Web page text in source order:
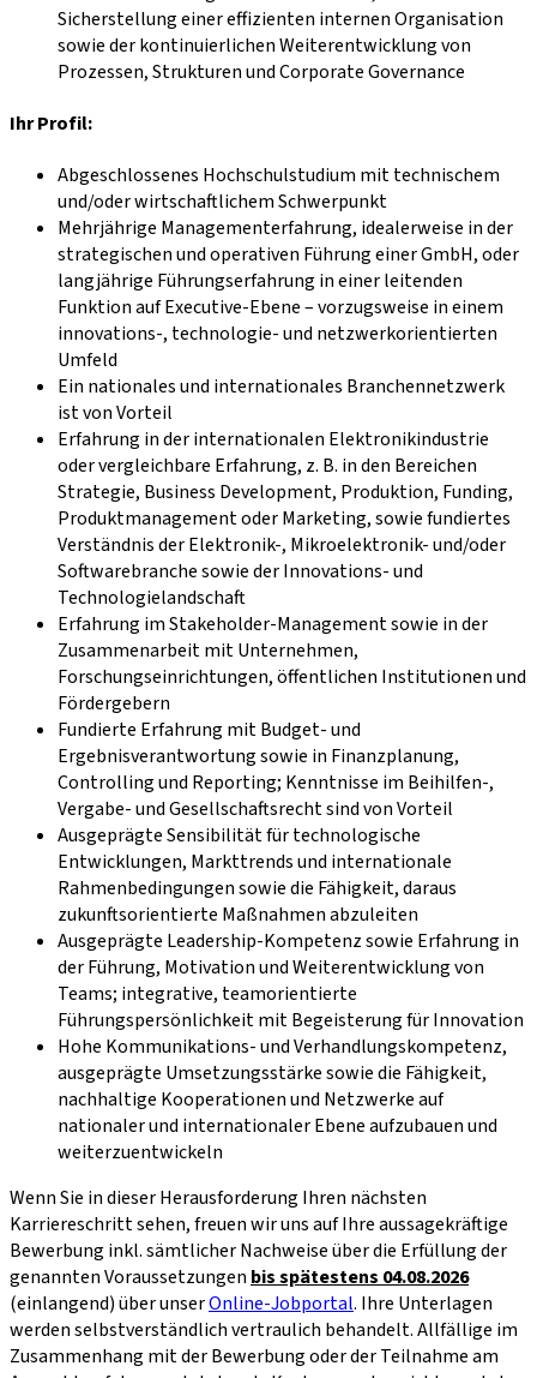
Sicherstellung einer effizienten internen Organisation
sowie der kontinuierlichen Weiterentwicklung von
Prozessen, Strukturen und Corporate Governance
Ihr Profil:
Abgeschlossenes Hochschulstudium mit technischem
und/oder wirtschaftlichem Schwerpunkt
Mehrjährige Managementerfahrung, idealerweise in der
strategischen und operativen Führung einer GmbH, oder
langjährige Führungserfahrung in einer leitenden
Funktion auf Executive-Ebene – vorzugsweise in einem
innovations-, technologie- und netzwerkorientierten
Umfeld
Ein nationales und internationales Branchennetzwerk
ist von Vorteil
Erfahrung in der internationalen Elektronikindustrie
oder vergleichbare Erfahrung, z. B. in den Bereichen
Strategie, Business Development, Produktion, Funding,
Produktmanagement oder Marketing, sowie fundiertes
Verständnis der Elektronik-, Mikroelektronik- und/oder
Softwarebranche sowie der Innovations- und
Technologielandschaft
Erfahrung im Stakeholder-Management sowie in der
Zusammenarbeit mit Unternehmen,
Forschungseinrichtungen, öffentlichen Institutionen und
Fördergebern
Fundierte Erfahrung mit Budget- und
Ergebnisverantwortung sowie in Finanzplanung,
Controlling und Reporting; Kenntnisse im Beihilfen-,
Vergabe- und Gesellschaftsrecht sind von Vorteil
Ausgeprägte Sensibilität für technologische
Entwicklungen, Markttrends und internationale
Rahmenbedingungen sowie die Fähigkeit, daraus
zukunftsorientierte Maßnahmen abzuleiten
Ausgeprägte Leadership-Kompetenz sowie Erfahrung in
der Führung, Motivation und Weiterentwicklung von
Teams; integrative, teamorientierte
Führungspersönlichkeit mit Begeisterung für Innovation
Hohe Kommunikations- und Verhandlungskompetenz,
ausgeprägte Umsetzungsstärke sowie die Fähigkeit,
nachhaltige Kooperationen und Netzwerke auf
nationaler und internationaler Ebene aufzubauen und
weiterzuentwickeln
Wenn Sie in dieser Herausforderung Ihren nächsten
Karriereschritt sehen, freuen wir uns auf Ihre aussagekräftige
Bewerbung inkl. sämtlicher Nachweise über die Erfüllung der
genannten Voraussetzungen bis spätestens 04.08.2026
(einlangend) über unserOnline-Jobportal. Ihre Unterlagen
werden selbstverständlich vertraulich behandelt. Allfällige im
Zusammenhang mit der Bewerbung oder der Teilnahme am